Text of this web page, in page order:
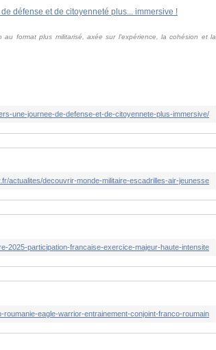
défense et de citoyenneté plus... immersive !
format plus militarisé, axée sur l'expérience, la cohésion et la
une-journee-de-defense-et-de-citoyennete-plus-immersive/
actualites/decouvrir-monde-militaire-escadrilles-air-jeunesse
2025-participation-francaise-exercice-majeur-haute-intensite
eagle-warrior-entrainement-conjoint-franco-roumain